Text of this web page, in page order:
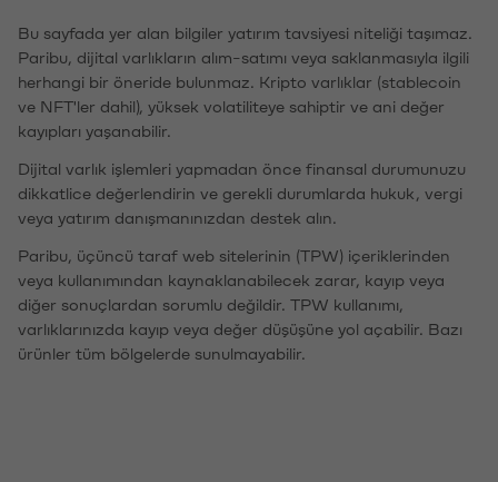
Bu sayfada yer alan bilgiler yatırım tavsiyesi niteliği taşımaz.
Paribu, dijital varlıkların alım-satımı veya saklanmasıyla ilgili
herhangi bir öneride bulunmaz. Kripto varlıklar (stablecoin
ve NFT'ler dahil), yüksek volatiliteye sahiptir ve ani değer
kayıpları yaşanabilir.
Dijital varlık işlemleri yapmadan önce finansal durumunuzu
dikkatlice değerlendirin ve gerekli durumlarda hukuk, vergi
veya yatırım danışmanınızdan destek alın.
Paribu, üçüncü taraf web sitelerinin (TPW) içeriklerinden
veya kullanımından kaynaklanabilecek zarar, kayıp veya
diğer sonuçlardan sorumlu değildir. TPW kullanımı,
varlıklarınızda kayıp veya değer düşüşüne yol açabilir. Bazı
ürünler tüm bölgelerde sunulmayabilir.